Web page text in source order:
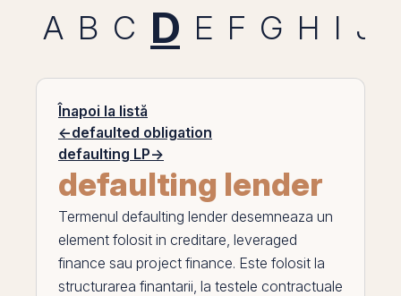
A B C D E F G H I J
Înapoi la listă
←defaulted obligation
defaulting LP→
defaulting lender
Termenul defaulting lender desemneaza un
element folosit in creditare, leveraged
finance sau project finance. Este folosit la
structurarea finantarii, la testele contractuale